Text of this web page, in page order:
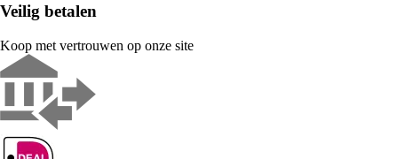
Veilig betalen
Koop met vertrouwen op onze site